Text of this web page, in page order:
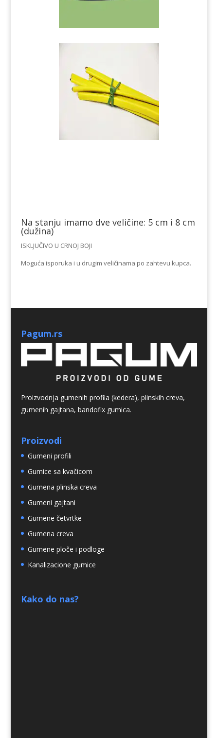
Na stanju imamo dve veličine: 5 cm i 8 cm
(dužina)
ISKLJUČIVO U CRNOJ BOJI
Moguća isporuka i u drugim veličinama po zahtevu kupca.
Pagum.rs
Proizvodnja gumenih profila (kedera), plinskih creva,
gumenih gajtana, bandofix gumica.
Proizvodi
Gumeni profili
Gumice sa kvačicom
Gumena plinska creva
Gumeni gajtani
Gumene četvrtke
Gumena creva
Gumene ploče i podloge
Kanalizacione gumice
Kako do nas?